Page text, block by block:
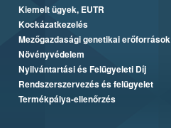
Kiemelt ügyek, EUTR
Kockázatkezelés
Mezőgazdasági genetikai erőforrások
Növényvédelem
Nyilvántartási és Felügyeleti Díj
Rendszerszervezés és felügyelet
Termékpálya-ellenőrzés